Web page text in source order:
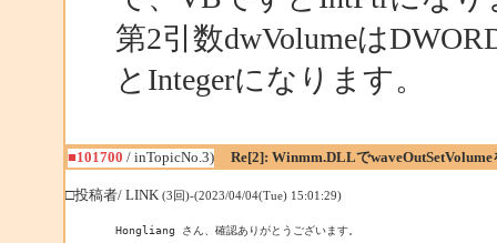
第2引数dwVolumeは
とIntegerになります。
■101700 / inTopicNo.3) Re[2]: Winmm.DLLでwaveOutSetVolume
□投稿者/ LINK (3回)-(2023/04/04(Tue) 15:01:29)
Hongliang さん、確認ありがとうございます。